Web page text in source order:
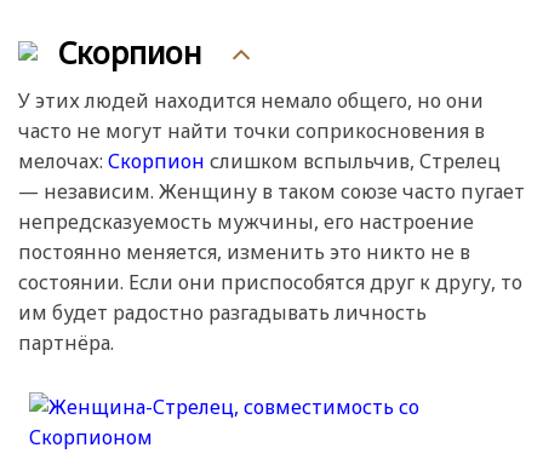
Скорпион
У этих людей находится немало общего, но они
часто не могут найти точки соприкосновения в
мелочах: Скорпион слишком вспыльчив, Стрелец
— независим. Женщину в таком союзе часто пугает
непредсказуемость мужчины, его настроение
постоянно меняется, изменить это никто не в
состоянии. Если они приспособятся друг к другу, то
им будет радостно разгадывать личность
партнёра.